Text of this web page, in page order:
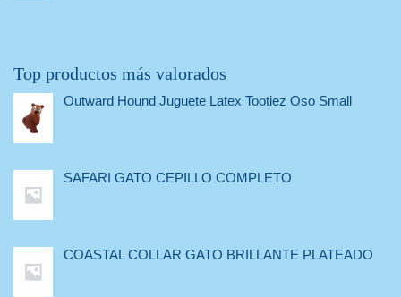
Top productos más valorados
Outward Hound Juguete Latex Tootiez Oso Small
SAFARI GATO CEPILLO COMPLETO
COASTAL COLLAR GATO BRILLANTE PLATEADO